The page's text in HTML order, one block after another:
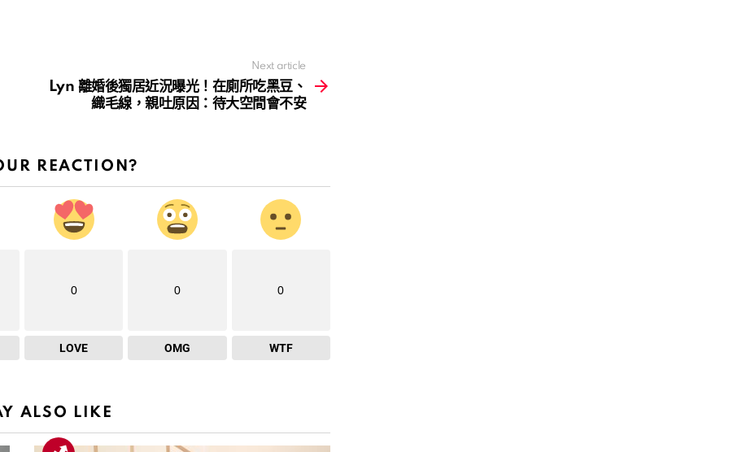
Next article
Lyn 離婚後獨居近況曝光！在廁所吃黑豆、
織毛線，親吐原因：待大空間會不安
REACTION?
0
LOVE
0
OMG
0
WTF
ALSO LIKE